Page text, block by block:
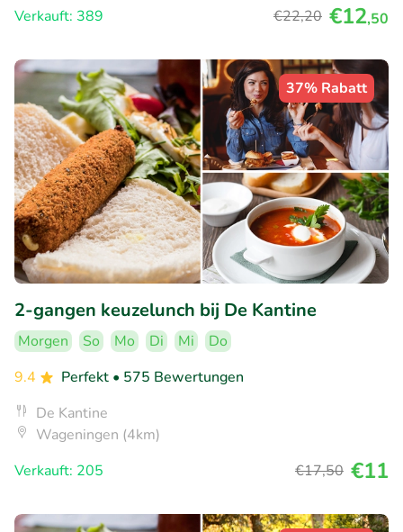
Verkauft: 389
€22,20 €12,50
37% Rabatt
2-gangen keuzelunch bij De Kantine
Morgen So Mo Di Mi
Do
9.4
Perfekt • 575 Bewertungen
De Kantine
Wageningen (4km)
Verkauft: 205
€17,50 €11